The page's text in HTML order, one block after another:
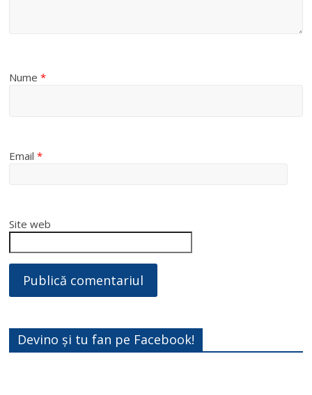
Nume*
Email*
Site web
Devino și tu fan pe Facebook!